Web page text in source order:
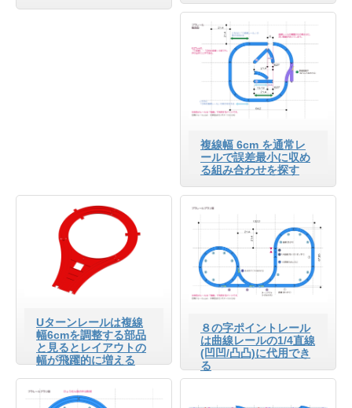
複線幅 6cm を通常レ
ールで誤差最小に収め
る組み合わせを探す
Uターンレールは複線
幅6cmを調整する部品
と見るとレイアウトの
幅が飛躍的に増える
８の字ポイントレール
は曲線レールの1/4直線
(凹凹/凸凸)に代用でき
る